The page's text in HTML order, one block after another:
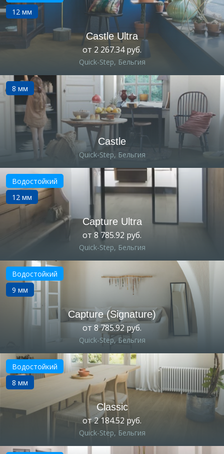
Castle Ultra
от 2 267.34 руб.
Quick-Step, Бельгия
12 мм
Castle
Quick-Step, Бельгия
8 мм
Capture Ultra
от 8 785.92 руб.
Quick-Step, Бельгия
Водостойкий
12 мм
Capture (Signature)
от 8 785.92 руб.
Quick-Step, Бельгия
Водостойкий
9 мм
Classic
от 2 184.52 руб.
Quick-Step, Бельгия
Водостойкий
8 мм